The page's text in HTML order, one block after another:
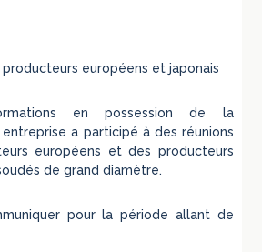
producteurs européens et japonais
en possession de la
a participé à des réunions
européens et des producteurs
de grand diamètre.
pour la période allant de